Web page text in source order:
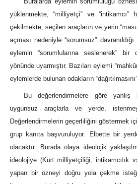
yüklenmekte, “milliyetçi” ve “intikamcı”
çekilmekte, seçilen araçların ve yerin
açması nedeniyle “sorumsuz”
eylemin “sorumlularına seslenerek” bir
yönünde uyarmıştır. Bazıları eylemi
eylemlerde bulunan odakların
Bu değerlendirmelere göre
uygunsuz araçlarla ve yerde,
Değerlendirmelerin geçerliliğini göstermek
grup kanıta başvuruluyor. Elbette bir
olacaktır. Burada olaya ideolojik
ideolojiye (Kürt milliyetçiliği, intikamcılık
yapan bir özneyi doğru yola çekme